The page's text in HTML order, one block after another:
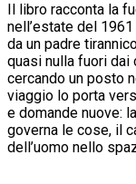
Il libro racconta la
nell’estate del
da un padre
quasi nulla fuori dai
cercando un posto
viaggio lo porta
e domande nuove:
governa le cose, il
dell’uomo nello